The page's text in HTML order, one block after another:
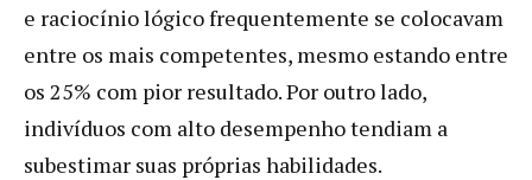
e raciocínio lógico frequentemente se colocavam
entre os mais competentes, mesmo estando entre
os 25% com pior resultado. Por outro lado,
indivíduos com alto desempenho tendiam a
subestimar suas próprias habilidades.